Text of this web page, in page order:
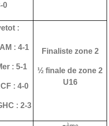
0
:
: 4-1
: 5-1
: 4-0
: 2-3
Finaliste zone 2
½ finale de zone 2
U16